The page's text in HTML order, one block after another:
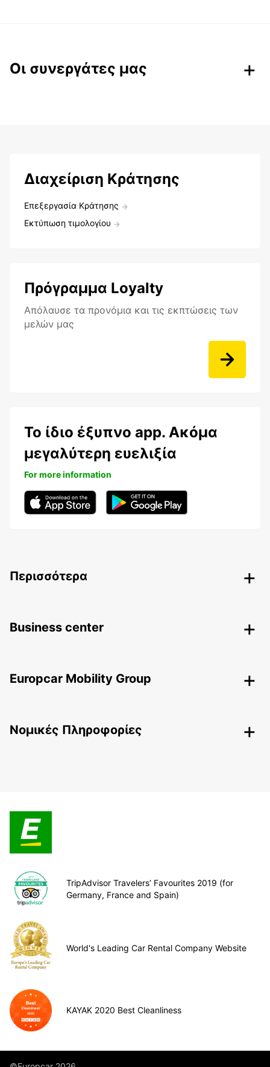
Οι συνεργάτες μας
Διαχείριση Κράτησης
Επεξεργασία Κράτησης
Εκτύπωση τιμολογίου
Πρόγραμμα Loyalty
Aπόλαυσε τα προνόμια και τις εκπτώσεις των
μελών μας
Το ίδιο έξυπνο app. Ακόμα
μεγαλύτερη ευελιξία
For more information
Περισσότερα
Business center
Europcar Mobility Group
Nομικές Πληροφορίες
TripAdvisor Travelers’ Favourites 2019 (for
Germany, France and Spain)
World's Leading Car Rental Company Website
KAYAK 2020 Best Cleanliness